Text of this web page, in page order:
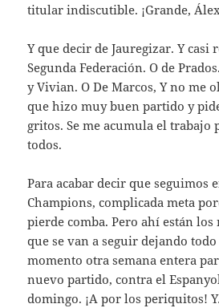
titular indiscutible. ¡Grande,
Y que decir de Jauregizar. Y casi
Segunda Federación. O de
y Vivian. O De Marcos, Y no me
que hizo muy buen partido y
gritos. Se me acumula el trabajo
todos.
Para acabar decir que seguimos
Champions, complicada meta
pierde comba. Pero ahí están los
que se van a seguir dejando
momento otra semana entera
nuevo partido, contra el
domingo. ¡A por los periquitos!